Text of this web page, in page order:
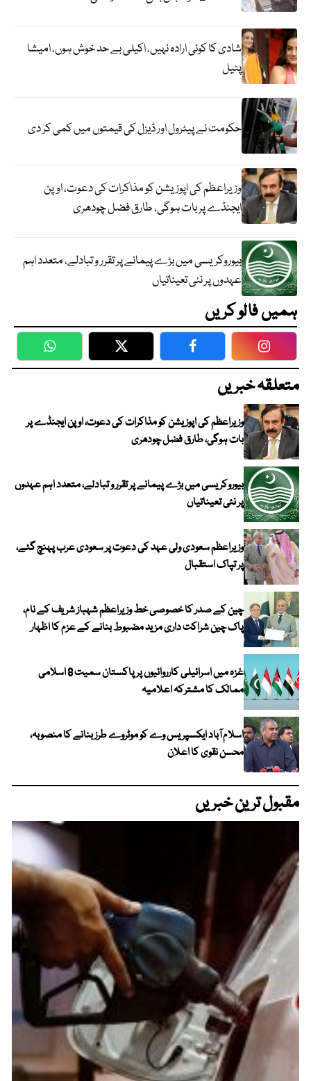
شادی کا کوئی ارادہ نہیں، اکیلی بے حد خوش ہوں، امیشا
پٹیل
حکومت نے پیٹرول اور ڈیزل کی قیمتوں میں کمی کر دی
وزیراعظم کی اپوزیشن کو مذاکرات کی دعوت، اوپن
ایجنڈے پر بات ہوگی، طارق فضل چودھری
بیوروکریسی میں بڑے پیمانے پر تقرر و تبادلے، متعدد اہم
عہدوں پر نئی تعیناتیاں
ہمیں فالو کریں
WhatsApp Twitter Facebook
متعلقہ خبریں
وزیراعظم کی اپوزیشن کو مذاکرات کی دعوت، اوپن ایجنڈے پر
بات ہوگی، طارق فضل چودھری
بیوروکریسی میں بڑے پیمانے پر تقرر و تبادلے، متعدد اہم عہدوں
پر نئی تعیناتیاں
وزیراعظم سعودی ولی عہد کی دعوت پر سعودی عرب پہنچ گئے،
پر تپاک استقبال
چین کے صدر کا خصوصی خط وزیراعظم شہباز شریف کے نام،
پاک چین شراکت داری مزید مضبوط بنانے کے عزم کا اظہار
غزہ میں اسرائیلی کارروائیوں پر پاکستان سمیت 8 اسلامی
ممالک کا مشترکہ اعلامیہ
اسلام آباد ایکسپریس وے کو موٹروے طرز بنانے کا منصوبہ،
محسن نقوی کا اعلان
مقبول ترین خبریں